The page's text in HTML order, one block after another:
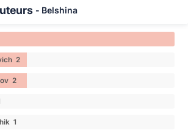
- Belshina
2
2
1